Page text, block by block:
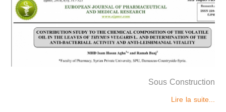
Sous Construction
Lire la suite...